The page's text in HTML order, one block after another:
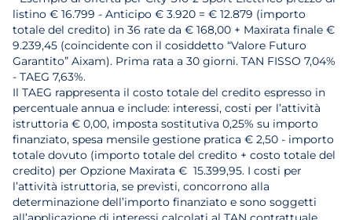
listino € 16.799 - Anticipo € 3.920 = € 12.879 (importo
totale del credito) in 36 rate da € 168,00 + Maxirata finale €
9.239,45 (coincidente con il cosiddetto “Valore Futuro
Garantito” Aixam). Prima rata a 30 giorni. TAN FISSO 7,04%
- TAEG 7,63%.
Il TAEG rappresenta il costo totale del credito espresso in
percentuale annua e include: interessi, costi per l’attività
istruttoria € 0,00, imposta sostitutiva 0,25% su importo
finanziato, spesa mensile gestione pratica € 2,50 - importo
totale dovuto (importo totale del credito + costo totale del
credito) per Opzione Maxirata € 15.399,95. I costi per
l’attività istruttoria, se previsti, concorrono alla
determinazione dell’importo finanziato e sono soggetti